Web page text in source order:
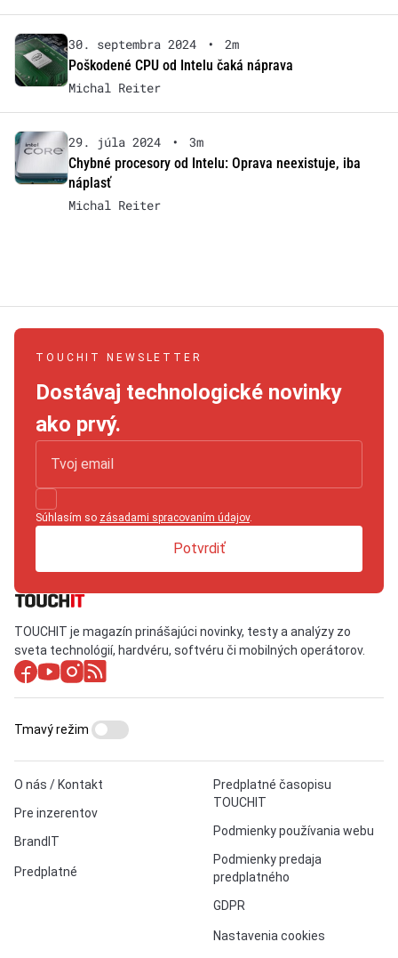
30. septembra 2024 •
2m
Poškodené CPU od Intelu čaká náprava
Michal Reiter
29. júla 2024 •
3m
Chybné procesory od Intelu: Oprava neexistuje, iba
náplasť
Michal Reiter
TOUCHIT NEWSLETTER
Dostávaj technologické novinky
ako prvý.
Súhlasím so zásadami spracovaním údajov.
Potvrdiť
TOUCHIT je magazín prinášajúci novinky, testy a analýzy zo
sveta technológií, hardvéru, softvéru či mobilných operátorov.
O nás / Kontakt
Pre inzerentov
BrandIT
Predplatné
Predplatné časopisu
TOUCHIT
Podmienky používania webu
Podmienky predaja
predplatného
GDPR
Nastavenia cookies
Tmavý režim